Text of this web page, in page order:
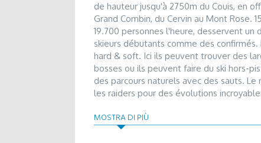
de hauteur jusqu'à 2750m du Couis, en
Grand Combin, du Cervin au Mont
19.700 personnes l'heure, desservent
skieurs débutants comme des
hard & soft. Ici ils peuvent trouver des
bosses ou ils peuvent faire du ski hors-
des parcours naturels avec des sauts. Le
les raiders pour des évolutions
sympathiques bouées gonflabes. Dans
écoles de ski (Ecole de ski de Pila et
MOSTRA DI PIÙ